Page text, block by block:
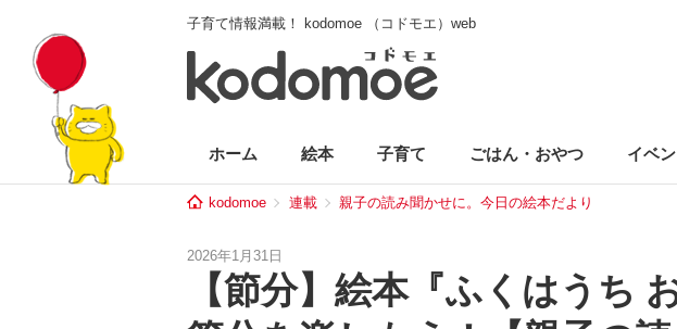
子育て情報満載！ kodomoe （コドモエ）web
ホーム 絵本 子育て ごはん・おやつ イベン
kodomoe 連載 親子の読み聞かせに。今日の絵本だより
2026年1月31日
【節分】絵本『ふくはうち